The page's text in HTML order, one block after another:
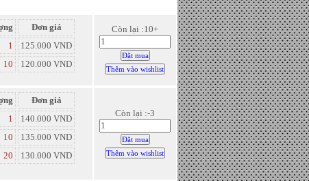
Đơn giá
1
125.000 VND
10
120.000 VND
Còn lại :10+
Đơn giá
1
140.000 VND
10
135.000 VND
20
130.000 VND
Còn lại :-3